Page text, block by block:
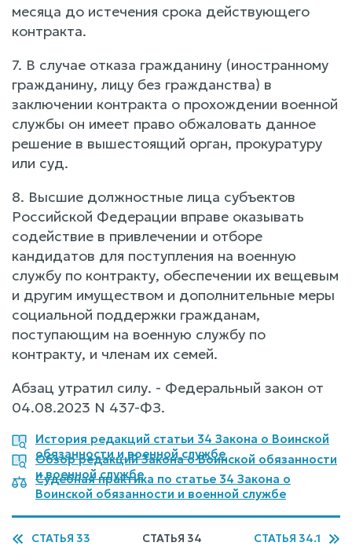
месяца до истечения срока действующего
контракта.
7. В случае отказа гражданину (иностранному
гражданину, лицу без гражданства) в
заключении контракта о прохождении военной
службы он имеет право обжаловать данное
решение в вышестоящий орган, прокуратуру
или суд.
8. Высшие должностные лица субъектов
Российской Федерации вправе оказывать
содействие в привлечении и отборе
кандидатов для поступления на военную
службу по контракту, обеспечении их вещевым
и другим имуществом и дополнительные меры
социальной поддержки гражданам,
поступающим на военную службу по
контракту, и членам их семей.
Абзац утратил силу. - Федеральный закон от
04.08.2023 N 437-ФЗ.
История редакций статьи 34 Закона о Воинской
обязанности и военной службе
Обзор редакций Закона о Воинской обязанности
и военной службе
Судебная практика по статье 34 Закона о
Воинской обязанности и военной службе
СТАТЬЯ 33 СТАТЬЯ 34 СТАТЬЯ 34.1